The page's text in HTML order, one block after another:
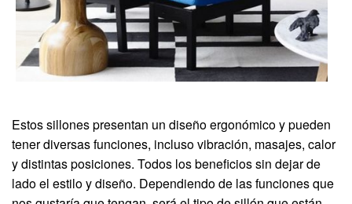
Estos sillones presentan un diseño ergonómico y pueden
tener diversas funciones, incluso vibración, masajes, calor
y distintas posiciones. Todos los beneficios sin dejar de
lado el estilo y diseño. Dependiendo de las funciones que